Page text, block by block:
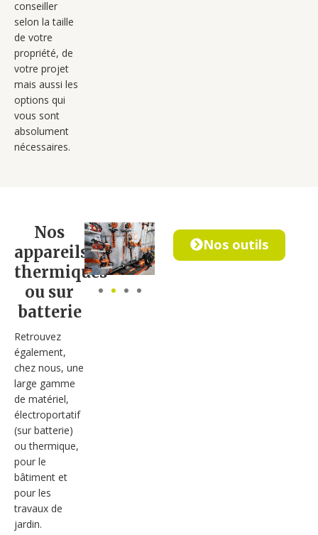
conseiller
selon la taille
de votre
propriété, de
votre projet
mais aussi les
options qui
vous sont
absolument
nécessaires.
Nos
appareils
thermiques
ou sur
batterie
Retrouvez
également,
chez nous, une
large gamme
de matériel,
électroportatif
(sur batterie)
ou thermique,
pour le
bâtiment et
pour les
travaux de
jardin.
Nos outils